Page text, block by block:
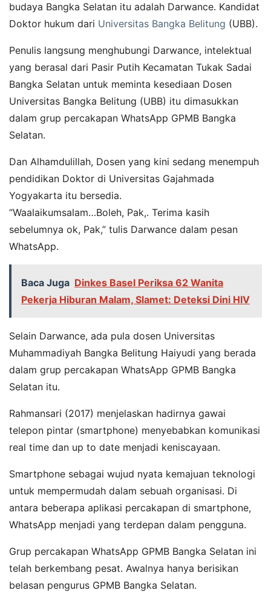
budaya Bangka Selatan itu adalah Darwance. Kandidat
Doktor hukum dari Universitas Bangka Belitung (UBB).
Penulis langsung menghubungi Darwance, intelektual
yang berasal dari Pasir Putih Kecamatan Tukak Sadai
Bangka Selatan untuk meminta kesediaan Dosen
Universitas Bangka Belitung (UBB) itu dimasukkan
dalam grup percakapan WhatsApp GPMB Bangka
Selatan.
Dan Alhamdulillah, Dosen yang kini sedang menempuh
pendidikan Doktor di Universitas Gajahmada
Yogyakarta itu bersedia.
“Waalaikumsalam…Boleh, Pak,. Terima kasih
sebelumnya ok, Pak,” tulis Darwance dalam pesan
WhatsApp.
Baca Juga Dinkes Basel Periksa 62 Wanita
Pekerja Hiburan Malam, Slamet: Deteksi Dini HIV
Selain Darwance, ada pula dosen Universitas
Muhammadiyah Bangka Belitung Haiyudi yang berada
dalam grup percakapan WhatsApp GPMB Bangka
Selatan itu.
Rahmansari (2017) menjelaskan hadirnya gawai
telepon pintar (smartphone) menyebabkan komunikasi
real time dan up to date menjadi keniscayaan.
Smartphone sebagai wujud nyata kemajuan teknologi
untuk mempermudah dalam sebuah organisasi. Di
antara beberapa aplikasi percakapan di smartphone,
WhatsApp menjadi yang terdepan dalam pengguna.
Grup percakapan WhatsApp GPMB Bangka Selatan ini
telah berkembang pesat. Awalnya hanya berisikan
belasan pengurus GPMB Bangka Selatan.